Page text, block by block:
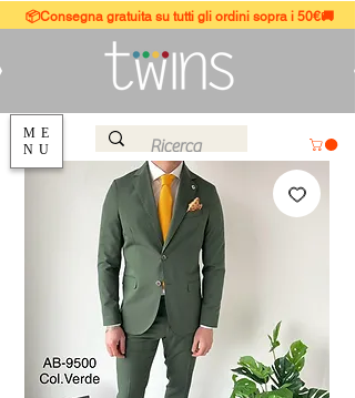
ME
NU
📦Consegna gratuita su tutti gli ordini sopra i 50€🚚